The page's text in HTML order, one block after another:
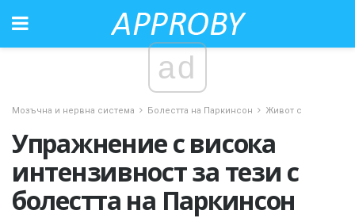
ad
Мозъчна и нервна система Болестта на Паркинсон Живот с
Упражнение с висока
интензивност за тези с
болестта на Паркинсон